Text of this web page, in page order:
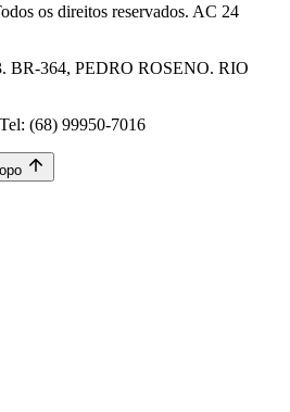
os direitos reservados. AC 24
BR-364, PEDRO ROSENO. RIO
(68) 99950-7016